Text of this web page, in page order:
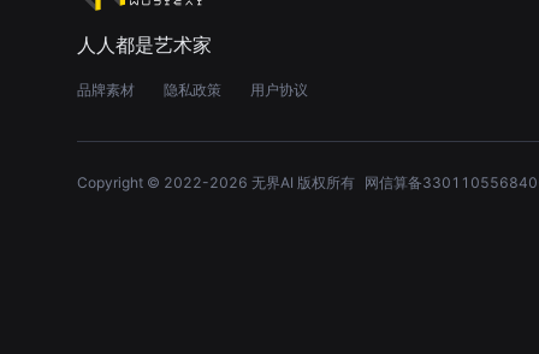
人人都是艺术家
品牌素材 隐私政策 用户协议
Copyright © 2022-2026 无界AI 版权所有 网信算备